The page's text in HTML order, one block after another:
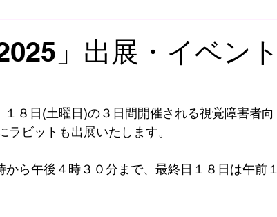
」出展・イベント
８日(土曜日)の３日間開催される視覚障害者向
ビットも出展いたします。
ら午後４時３０分まで、最終日１８日は午前１